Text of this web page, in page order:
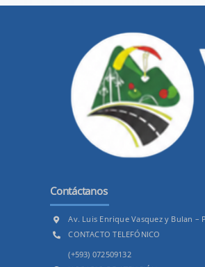
Contáctanos
Av. Luis Enrique Vasquez y Bulan –
CONTACTO TELEFÓNICO
(+593) 072509132